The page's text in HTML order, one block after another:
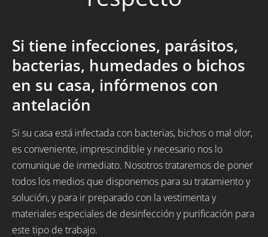
Si tiene infecciones, parásitos,
bacterias, humedades o bichos
en su casa, infórmenos con
antelación
Si su casa está infectada con bacterias, bichos o mal olor,
es conveniente, imprescindible y necesario nos lo
comunique de inmediato. Nosotros trataremos de poner
todos los medios que disponemos para su tratamiento y
solución, y para ir preparado con la vestimenta y
materiales especiales de desinfección y purificación para
este tipo de trabajo.